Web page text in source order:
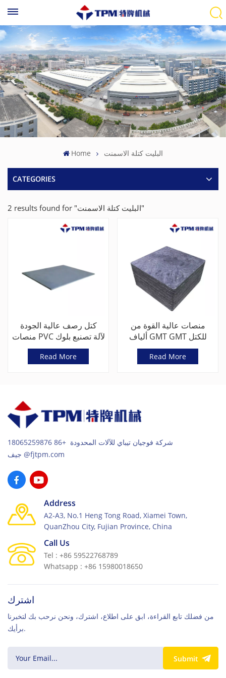
Home البليت كتلة الاسمنت
CATEGORIES
2 results found for "البليت كتلة الاسمنت"
كتل رصف عالية الجودة
منصات PVC لآلة تصنيع بلوك
الخرسانة
Read More
منصات عالية القوة من
ألياف GMT GMT للكتل
الخرسانية
Read More
شركة فوجيان تيباي للآلات المحدودة +86 18065259876
جيف@fjtpm.com
Address
A2-A3, No.1 Heng Tong Road, Xiamei Town,
QuanZhou City, Fujian Province, China
Call Us
Tel : +86 59522768789
Whatsapp : +86 15980018650
اشترك
من فضلك تابع القراءة، ابق على اطلاع، اشترك، ونحن نرحب بك لتخبرنا
برأيك.
Submit